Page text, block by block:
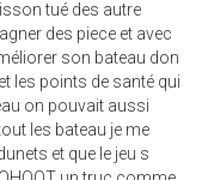
tué des autre
des piece et avec
son bateau don
les points de santé qui
on pouvait aussi
les bateau je me
et que le jeu s